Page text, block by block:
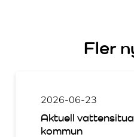
Fler
2026-06-23
Aktuell
kommun